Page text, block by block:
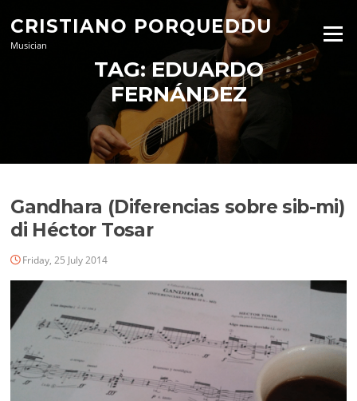
content
CRISTIANO PORQUEDDU
Musician
Menu
TAG:EDUARDO
FERNÁNDEZ
Gandhara (Diferencias sobre sib-mi)
di Héctor Tosar
Friday, 25 July 2014